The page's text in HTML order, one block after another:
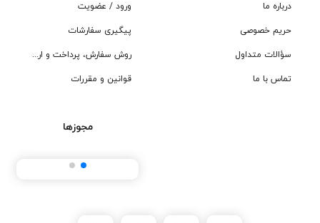
درباره ما
حریم خصوصی
سؤالات متداول
تماس با ما
ورود / عضویت
پیگیری سفارشات
روش سفارش، پرداخت و ارسال
قوانین و مقررات
مجوزها